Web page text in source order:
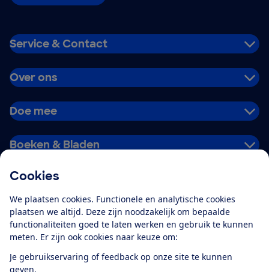
Cookies
We plaatsen cookies. Functionele en analytische cookies
plaatsen we altijd. Deze zijn noodzakelijk om bepaalde
functionaliteiten goed te laten werken en gebruik te kunnen
meten. Er zijn ook cookies naar keuze om:
Je gebruikservaring of feedback op onze site te kunnen
geven.
Service & Contact
Over ons
Doe mee
Boeken & Bladen
Alles over de
app